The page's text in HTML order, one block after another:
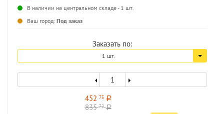
В наличии на центральном складе - 1 шт.
Ваш город: Под заказ
Заказать по:
1 шт.
452 73 a
83572 a